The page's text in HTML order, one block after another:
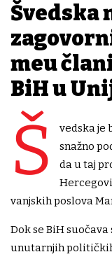
Švedska
među
BiH u
Š
vedska je
snažno
da u taj
vanjskih poslova
Dok se BiH
unutarnjih